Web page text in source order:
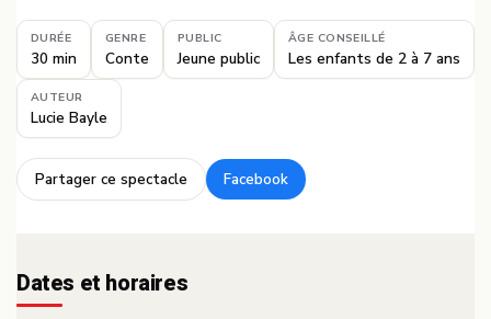
DURÉE
30 min
GENRE
Conte
PUBLIC
Jeune public
ÂGE CONSEILLÉ
Les enfants de 2 à 7 ans
AUTEUR
Lucie Bayle
Partager ce spectacle
·
Facebook
Dates et horaires